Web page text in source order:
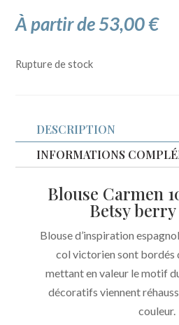
À partir de53,00€
Rupture de stock
DESCRIPTION
INFORMATIONS
Blouse Carmen
Betsy
Blouse d’inspiration
col victorien sont bordés
mettant en valeur le motif
décoratifs viennent
couleur.